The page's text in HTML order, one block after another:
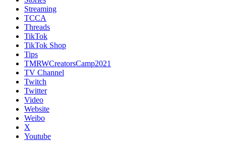
Streaming
TCCA
Threads
TikTok
TikTok Shop
Tips
TMRWCreatorsCamp2021
TV Channel
Twitch
Twitter
Video
Website
Weibo
X
Youtube